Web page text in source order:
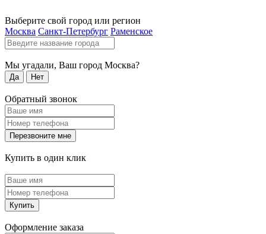
Выберите свой город или регион
Москва Санкт-Петербург Раменское
Мы угадали, Ваш город Москва?
Да Нет
Обратный звонок
Перезвоните мне
Купить в один клик
Купить
Оформление заказа